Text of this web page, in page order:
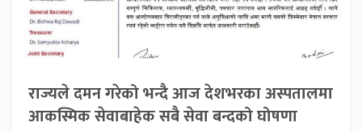
राज्यले दमन गरेको भन्दै आज देशभरका अस्पतालमा
आकस्मिक सेवाबाहेक सबै सेवा बन्दको घोषणा